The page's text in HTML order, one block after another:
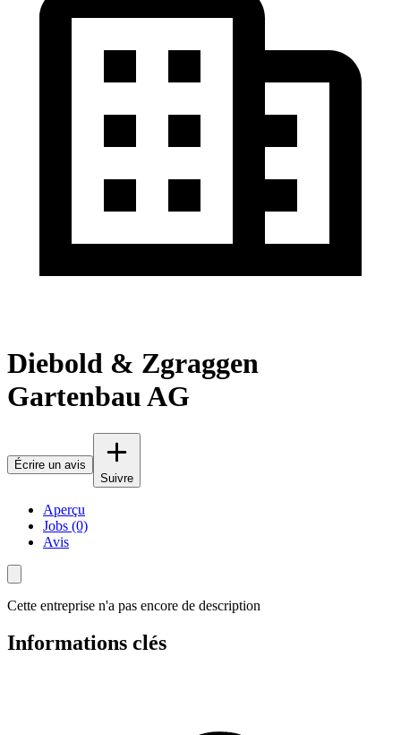
Diebold & Zgraggen
Gartenbau AG
Écrire un avis
Suivre
Aperçu
Jobs (0)
Avis
Cette entreprise n'a pas encore de description
Informations clés